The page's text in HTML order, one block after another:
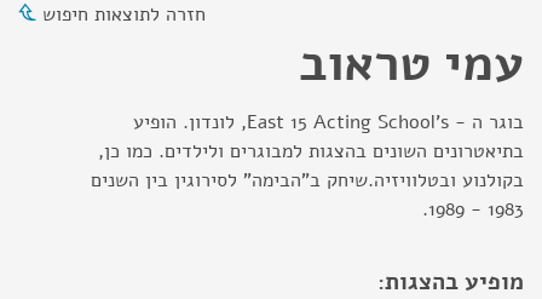
חזרה לתוצאות חיפוש
עמי טראוב
בוגר ה - East 15 Acting School's, לונדון. הופיע
בתיאטרונים השונים בהצגות למבוגרים ולילדים. כמו כן,
בקולנוע ובטלוויזיה.שיחק ב"הבימה" לסירוגין בין השנים
1983 - 1989.
מופיע בהצגות: